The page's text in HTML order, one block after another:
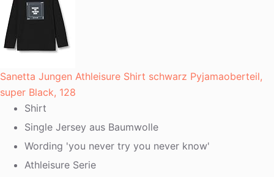
Sanetta Jungen Athleisure Shirt schwarz Pyjamaoberteil,
super Black, 128
Shirt
Single Jersey aus Baumwolle
Wording 'you never try you never know'
Athleisure Serie